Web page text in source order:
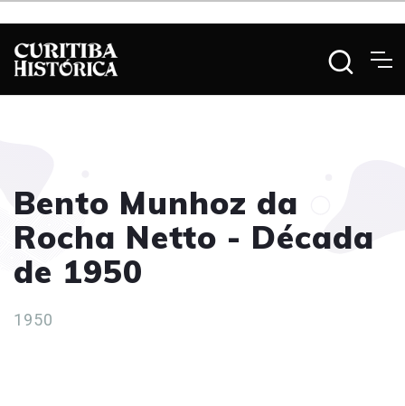
Bento Munhoz da
Rocha Netto - Década
de 1950
1950